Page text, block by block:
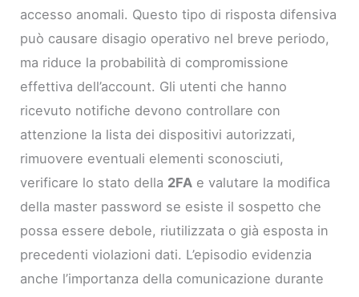
accesso anomali. Questo tipo di risposta difensiva
può causare disagio operativo nel breve periodo,
ma riduce la probabilità di compromissione
effettiva dell’account. Gli utenti che hanno
ricevuto notifiche devono controllare con
attenzione la lista dei dispositivi autorizzati,
rimuovere eventuali elementi sconosciuti,
verificare lo stato della 2FA e valutare la modifica
della master password se esiste il sospetto che
possa essere debole, riutilizzata o già esposta in
precedenti violazioni dati. L’episodio evidenzia
anche l’importanza della comunicazione durante